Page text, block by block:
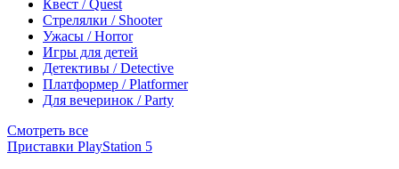
Квест / Quest
Стрелялки / Shooter
Ужасы / Horror
Игры для детей
Детективы / Detective
Платформер / Platformer
Для вечеринок / Party
Смотреть все
Приставки PlayStation 5